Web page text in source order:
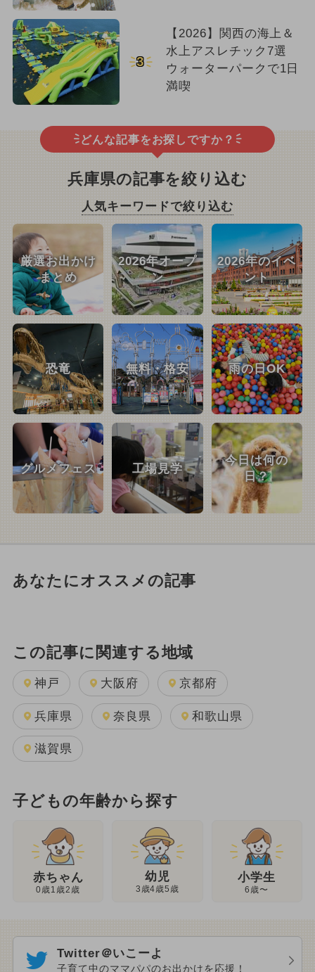
3
【2026】関西の海上＆
水上アスレチック7選
ウォーターパークで1日
満喫
どんな記事をお探しですか？
兵庫県の記事を絞り込む
人気キーワードで絞り込む
厳選お出かけ
まとめ
2026年オープ
ン
2026年のイベ
ント
恐竜 無料・格安 雨の日OK
グルメフェス 工場見学
今日は何の
日？
あなたにオススメの記事
この記事に関連する地域
神戸 大阪府 京都府
兵庫県 奈良県 和歌山県
滋賀県
子どもの年齢から探す
赤ちゃん
0歳1歳2歳
幼児
3歳4歳5歳
小学生
6歳〜
Twitter＠いこーよ
子育て中のママパパのお出かけを応援！